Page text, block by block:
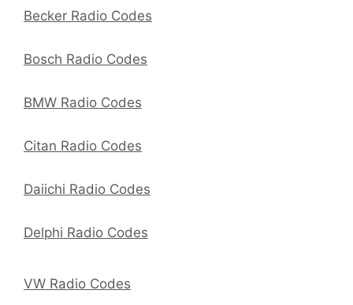
Becker Radio Codes
Bosch Radio Codes
BMW Radio Codes
Citan Radio Codes
Daiichi Radio Codes
Delphi Radio Codes
VW Radio Codes